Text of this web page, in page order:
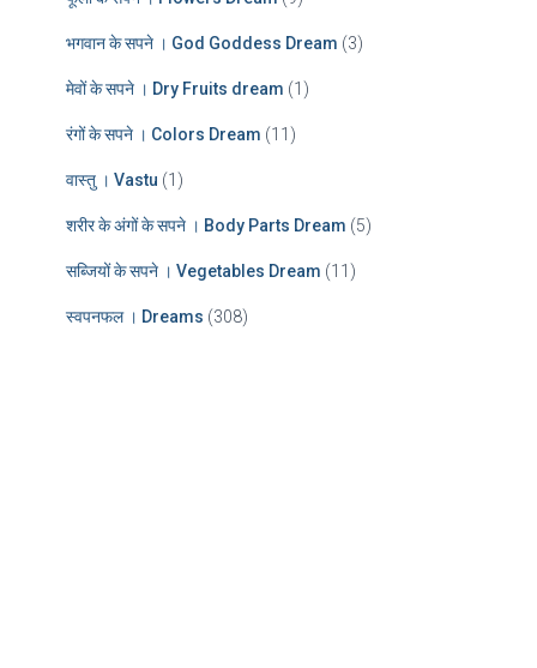
भगवान के सपने । God Goddess Dream (3)
मेवों के सपने । Dry Fruits dream (1)
रंगों के सपने । Colors Dream (11)
वास्तु । Vastu (1)
शरीर के अंगों के सपने । Body Parts Dream (5)
सब्जियों के सपने । Vegetables Dream (11)
स्वपनफल । Dreams (308)